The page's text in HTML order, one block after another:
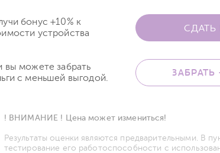
бонус +10% к
устройства
СДАТЬ
вы можете забрать
с меньшей выгодой.
! ВНИМАНИЕ ! Цена может измениться!
Результаты оценки являются предварительными. В
тестирование его работоспособности с